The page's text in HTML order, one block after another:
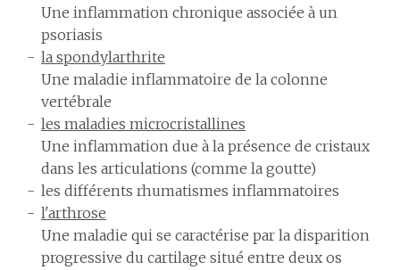
Une inflammation chronique associée à un
psoriasis
la spondylarthrite
Une maladie inflammatoire de la colonne
vertébrale
les maladies microcristallines
Une inflammation due à la présence de cristaux
dans les articulations (comme la goutte)
les différents rhumatismes inflammatoires
l'arthrose
Une maladie qui se caractérise par la disparition
progressive du cartilage situé entre deux os